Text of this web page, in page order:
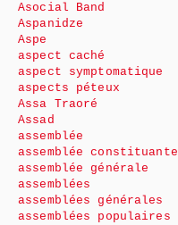
Asocial Band
Aspanidze
Aspe
aspect caché
aspect symptomatique
aspects péteux
Assa Traoré
Assad
assemblée
assemblée constituante
assemblée générale
assemblées
assemblées générales
assemblées populaires